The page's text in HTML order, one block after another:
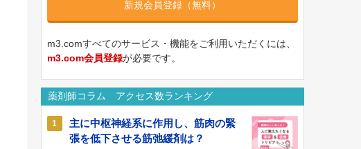
新規会員登録（無料）
m3.comすべてのサービス・機能をご利用いただくには、
m3.com会員登録が必要です。
薬剤師コラム アクセス数ランキング
1
主に中枢神経系に作用し、筋肉の緊
張を低下させる筋弛緩剤は？